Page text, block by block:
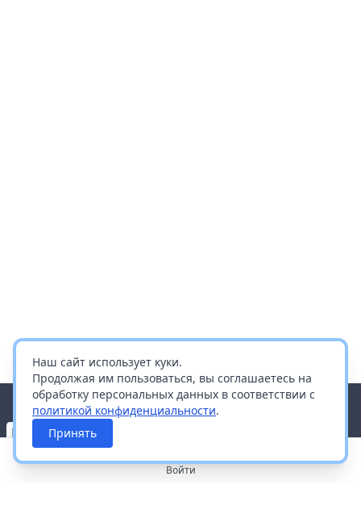
Наш сайт использует куки.
Продолжая им пользоваться, вы соглашаетесь на
обработку персональных данных в соответствии с
политикой конфиденциальности.
Принять
Войти